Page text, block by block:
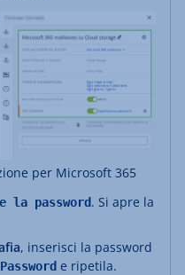
per Microsoft 365
la password. Si apre la
, inserisci la password
Password e ripetila.